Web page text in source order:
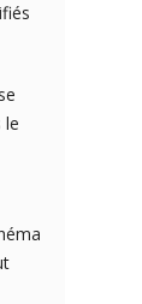
le